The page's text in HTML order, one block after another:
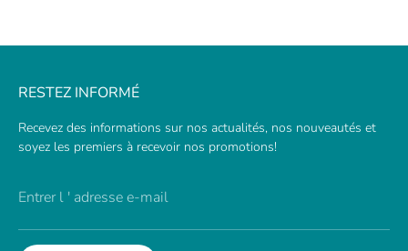
RESTEZ INFORMÉ
Recevez des informations sur nos actualités, nos nouveautés et
soyez les premiers à recevoir nos promotions!
Entrer l ' adresse e-mail